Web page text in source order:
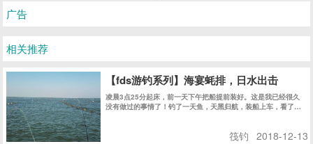
广告
相关推荐
【fds游钓系列】海宴蚝排，日水出击
凌晨3点25分起床，前一天下午把船提前装好。这是我已经很久
没有做过的事情了！钓了一天鱼，天黑归航，装船上车，看了一
筏钓 2018-12-13